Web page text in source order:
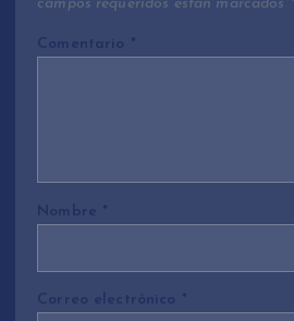
campos requeridos están marcados *
Comentario *
Nombre *
Correo electrónico *